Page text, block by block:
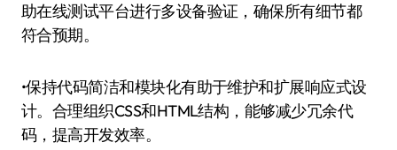
助在线测试平台进行多设备验证，确保所有细节都
符合预期。
•保持代码简洁和模块化有助于维护和扩展响应式设
计。合理组织CSS和HTML结构，能够减少冗余代
码，提高开发效率。